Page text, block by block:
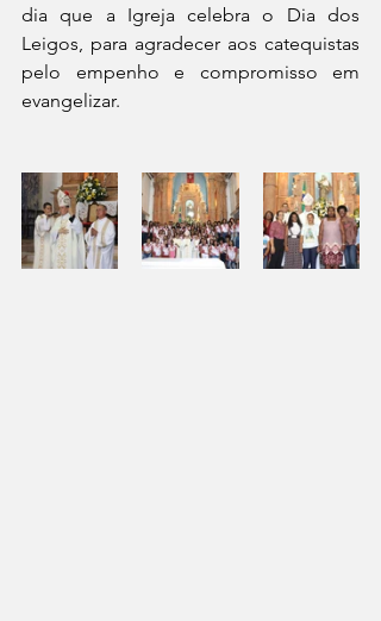
dia que a Igreja celebra o Dia dos
Leigos, para agradecer aos catequistas
pelo empenho e compromisso em
evangelizar.